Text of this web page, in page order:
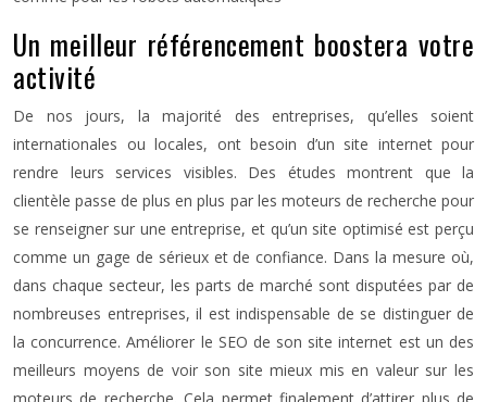
Un meilleur référencement boostera votre
activité
De nos jours, la majorité des entreprises, qu’elles soient
internationales ou locales, ont besoin d’un site internet pour
rendre leurs services visibles. Des études montrent que la
clientèle passe de plus en plus par les moteurs de recherche pour
se renseigner sur une entreprise, et qu’un site optimisé est perçu
comme un gage de sérieux et de confiance. Dans la mesure où,
dans chaque secteur, les parts de marché sont disputées par de
nombreuses entreprises, il est indispensable de se distinguer de
la concurrence. Améliorer le SEO de son site internet est un des
meilleurs moyens de voir son site mieux mis en valeur sur les